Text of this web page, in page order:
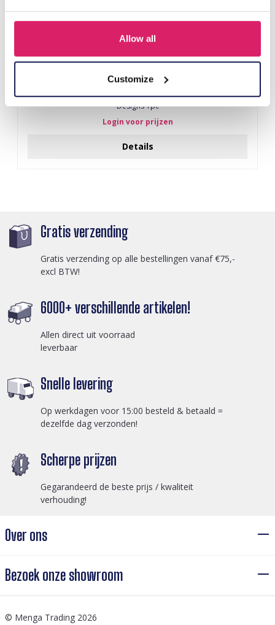
Allow all
Customize
Q-D6.2 KEY1042-003 Plush Wallet Capybara 10.5cm - Mixed
Designs 1pc
Login voor prijzen
Details
Gratis verzending
Gratis verzending op alle bestellingen vanaf €75,-
excl BTW!
6000+ verschillende artikelen!
Allen direct uit voorraad
leverbaar
Snelle levering
Op werkdagen voor 15:00 besteld & betaald =
dezelfde dag verzonden!
Scherpe prijzen
Gegarandeerd de beste prijs / kwaliteit
verhouding!
Over ons
Bezoek onze showroom
© Menga Trading 2026